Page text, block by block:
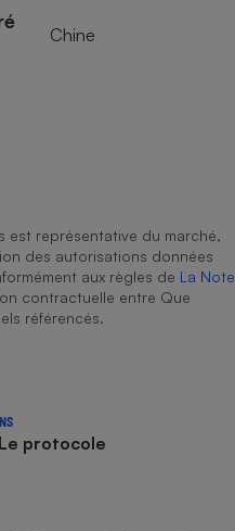
Chine
est représentative du marché,
des autorisations données
aux règles de La Note
contractuelle entre Que
référencés.
protocole